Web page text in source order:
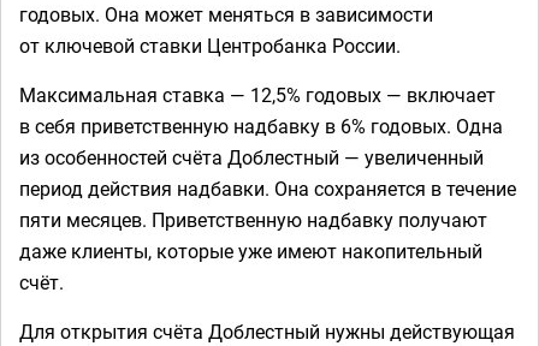
годовых. Она может меняться в зависимости
от ключевой ставки Центробанка России.
Максимальная ставка — 12,5% годовых — включает
в себя приветственную надбавку в 6% годовых. Одна
из особенностей счёта Доблестный — увеличенный
период действия надбавки. Она сохраняется в течение
пяти месяцев. Приветственную надбавку получают
даже клиенты, которые уже имеют накопительный
счёт.
Для открытия счёта Доблестный нужны действующая